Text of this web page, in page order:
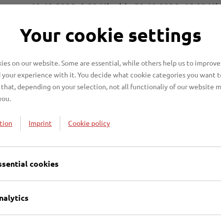
19.10.2026, 8:00 Uhr bis 30.10.2026, 16:00
bis 13.11.2026 mit individuellem Termin
werden, bis das Kontingent aufgebraucht ist.
beantragen (buchbar ab Frühjahr
versäumt habe oder ich keinen Termin
der offiziellen Abholzeiten anliefern?
Your cookie settings
on our website. Some are essential, while others help us to
experience with it. You decide what cookie categories you want
depending on your selection, not all functionaliy of our website
Imprint Cookie policy
cookies